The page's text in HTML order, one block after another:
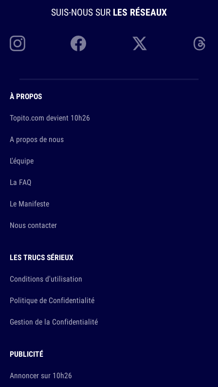
SUIS-NOUS SUR LES RÉSEAUX
À PROPOS
Topito.com devient 10h26
A propos de nous
L'équipe
La FAQ
Le Manifeste
Nous contacter
LES TRUCS SÉRIEUX
Conditions d'utilisation
Politique de Confidentialité
Gestion de la Confidentialité
PUBLICITÉ
Annoncer sur 10h26